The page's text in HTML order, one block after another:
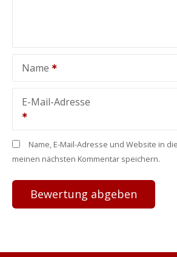
Name
E-Mail-Adresse
Name, E-Mail-Adresse und Website in
meinen nächsten Kommentar speichern.